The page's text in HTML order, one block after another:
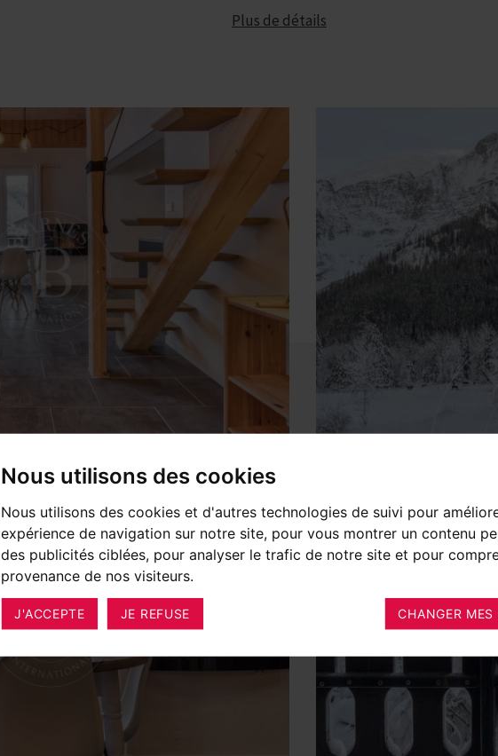
Nous utilisons des cookies
Nous utilisons des cookies et d'autres technologies de suivi pour
expérience de navigation sur notre site, pour vous montrer un contenu
des publicités ciblées, pour analyser le trafic de notre site et pour
provenance de nos visiteurs.
J'ACCEPTE JE REFUSE CHANGER MES
Plus de détails